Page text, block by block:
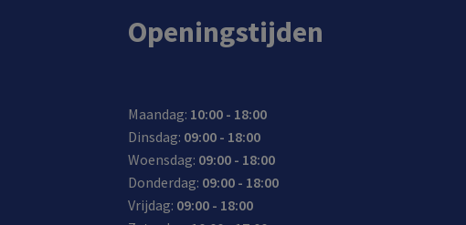
Openingstijden
Maandag: 10:00 - 18:00
Dinsdag: 09:00 - 18:00
Woensdag: 09:00 - 18:00
Donderdag: 09:00 - 18:00
Vrijdag: 09:00 - 18:00